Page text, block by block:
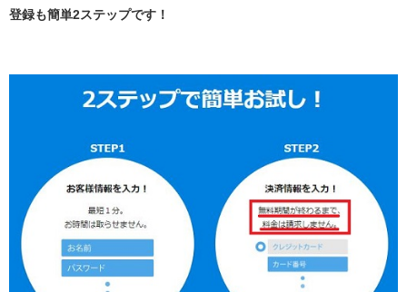
登録も簡単2ステップです！